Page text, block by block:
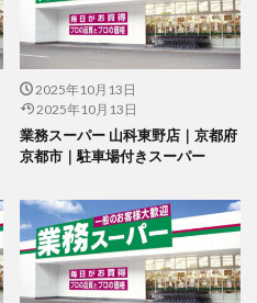
2025年10月13日
2025年10月13日
業務スーパー 山科東野店｜京都府
京都市｜駐車場付きスーパー